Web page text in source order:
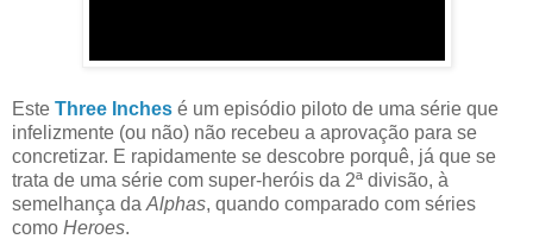
Este Three Inches é um episódio piloto de uma série que
infelizmente (ou não) não recebeu a aprovação para se
concretizar. E rapidamente se descobre porquê, já que se
trata de uma série com super-heróis da 2ª divisão, à
semelhança da Alphas, quando comparado com séries
como Heroes.